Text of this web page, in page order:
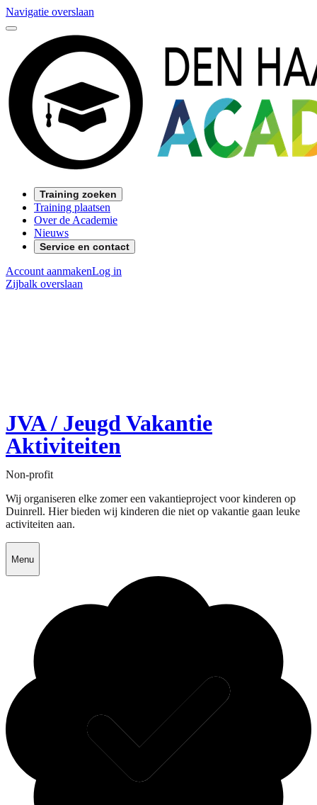
Navigatie overslaan
Training zoeken
Training plaatsen
Over de Academie
Nieuws
Service en contact
Account aanmakenLog in
Zijbalk overslaan
JVA / Jeugd Vakantie
Aktiviteiten
Non-profit
Wij organiseren elke zomer een vakantieproject voor kinderen op
Duinrell. Hier bieden wij kinderen die niet op vakantie gaan leuke
activiteiten aan.
Menu